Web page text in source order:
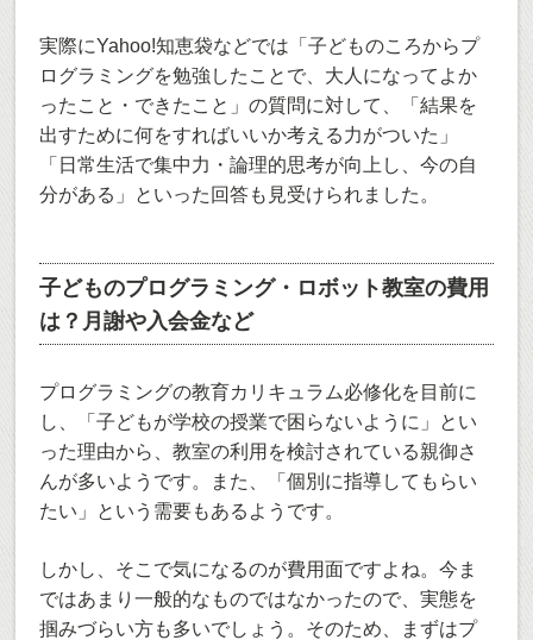
実際にYahoo!知恵袋などでは「子どものころからプ
ログラミングを勉強したことで、大人になってよか
ったこと・できたこと」の質問に対して、「結果を
出すために何をすればいいか考える力がついた」
「日常生活で集中力・論理的思考が向上し、今の自
分がある」といった回答も見受けられました。
子どものプログラミング・ロボット教室の費用
は？月謝や入会金など
プログラミングの教育カリキュラム必修化を目前に
し、「子どもが学校の授業で困らないように」とい
った理由から、教室の利用を検討されている親御さ
んが多いようです。また、「個別に指導してもらい
たい」という需要もあるようです。
しかし、そこで気になるのが費用面ですよね。今ま
ではあまり一般的なものではなかったので、実態を
掴みづらい方も多いでしょう。そのため、まずはプ